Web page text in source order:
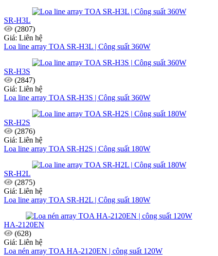
SR-H3L
(2807)
Giá: Liên hệ
Loa line array TOA SR-H3L | Công suất 360W
SR-H3S
(2847)
Giá: Liên hệ
Loa line array TOA SR-H3S | Công suất 360W
SR-H2S
(2876)
Giá: Liên hệ
Loa line array TOA SR-H2S | Công suất 180W
SR-H2L
(2875)
Giá: Liên hệ
Loa line array TOA SR-H2L | Công suất 180W
HA-2120EN
(628)
Giá: Liên hệ
Loa nén array TOA HA-2120EN | công suất 120W